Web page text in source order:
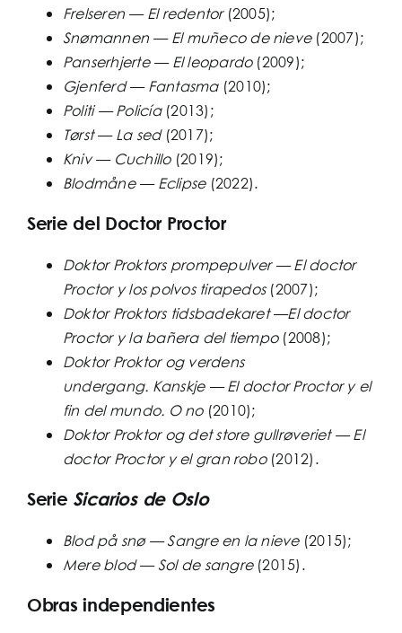
Frelseren — El redentor(2005);
Snømannen — El muñeco de nieve(2007);
Panserhjerte — El leopardo(2009);
Gjenferd — Fantasma(2010);
Politi — Policía(2013);
Tørst — La sed(2017);
Kniv — Cuchillo(2019);
Blodmåne — Eclipse(2022).
Serie del Doctor Proctor
Doktor Proktors prompepulver — El doctor
Proctor y los polvos tirapedos(2007);
Doktor Proktors tidsbadekaret —El doctor
Proctor y la bañera del tiempo(2008);
Doktor Proktor og verdens
undergang. Kanskje — El doctor Proctor y el
fin del mundo. O no (2010);
Doktor Proktor og det store gullrøveriet — El
doctor Proctor y el gran robo(2012).
Serie Sicarios de Oslo
Blod på snø — Sangre en la nieve(2015);
Mere blod — Sol de sangre(2015).
Obras independientes